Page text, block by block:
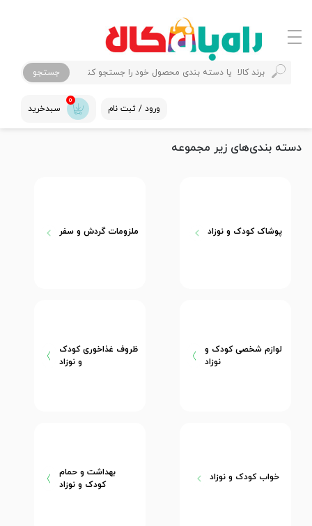
جستجو
ورود / ثبت نام
0
سبدخرید
دسته بندی‌های زیر مجموعه
پوشاک کودک و نوزاد ملزومات گردش و سفر
لوازم شخصی کودک و
نوزاد
ظروف غذاخوری کودک
و نوزاد
خواب کودک و نوزاد
بهداشت و حمام
کودک و نوزاد